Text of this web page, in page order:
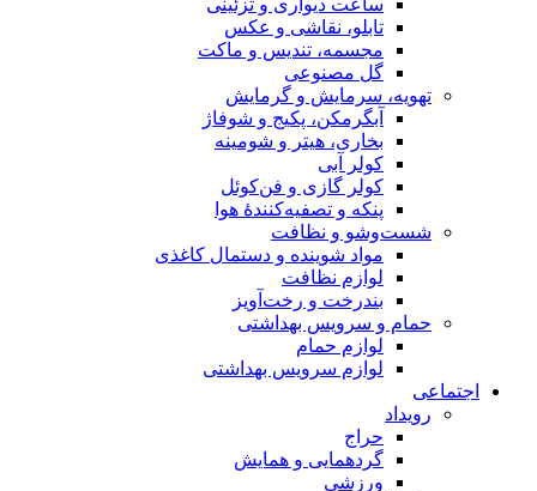
ساعت دیواری و تزئینی
تابلو، نقاشی و عکس
مجسمه، تندیس و ماکت
گل مصنوعی
تهویه، سرمایش و گرمایش
آبگرمکن، پکیج و شوفاژ
بخاری، هیتر و شومینه
کولر آبی
کولر گازی و فن‌کوئل
پنکه و تصفیه‌کنندهٔ هوا
شست‌وشو و نظافت
مواد شوینده و دستمال کاغذی
لوازم نظافت
بندرخت و رخت‌آویز
حمام و سرویس بهداشتی
لوازم حمام
لوازم سرویس بهداشتی
اجتماعی
رویداد
حراج
گردهمایی و همایش
ورزشی